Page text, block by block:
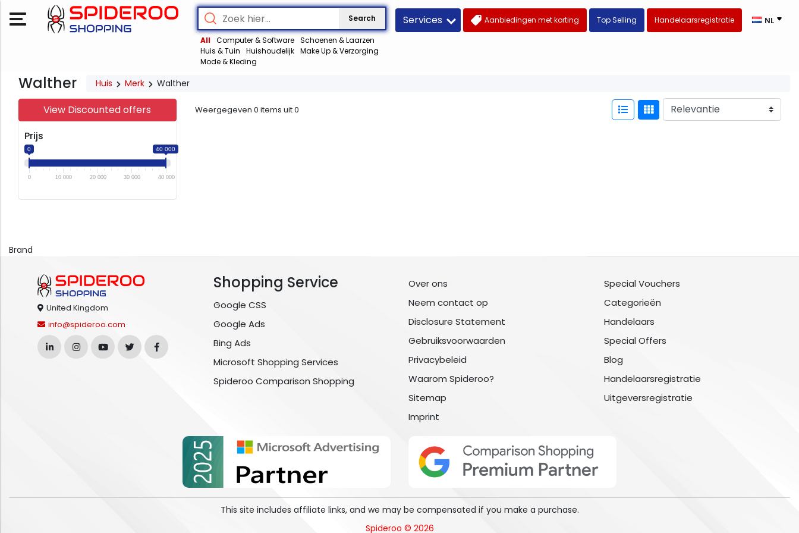
Search
All Computer & Software Schoenen & Laarzen
Huis & Tuin
Huishoudelijk Make Up & Verzorging
Mode & Kleding
Services Aanbiedingen met korting Top Selling Handelaarsregistratie NL
Walther Huis Merk Walther
View Discounted offers
Prijs
0 40 000
0 10 000 20 000 30 000 40 000
Weergegeven 0 items uit0
Brand
United Kingdom
info@spideroo.com
Shopping Service
Google CSS
Google Ads
Bing Ads
Microsoft Shopping Services
Spideroo Comparison Shopping
Over ons
Neem contact op
Disclosure Statement
Gebruiksvoorwaarden
Privacybeleid
Waarom Spideroo?
Sitemap
Imprint
Special Vouchers
Categorieën
Handelaars
Special Offers
Blog
Handelaarsregistratie
Uitgeversregistratie
This site includes affiliate links, and we may be compensated if you make a purchase.
Spideroo © 2026